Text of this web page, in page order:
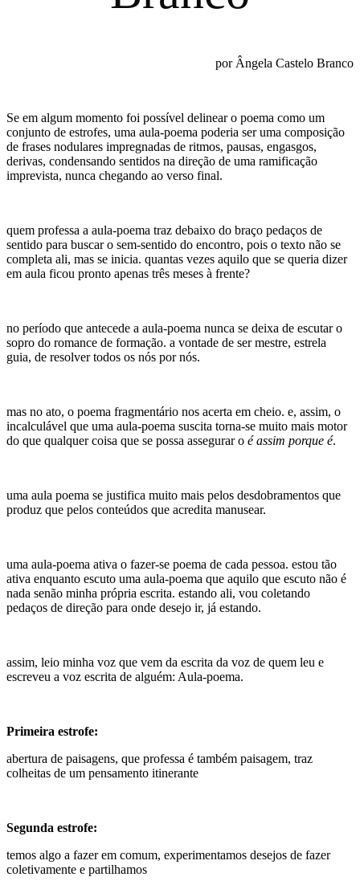
por Ângela Castelo Branco
Se em algum momento foi possível delinear o poema como um
conjunto de estrofes, uma aula-poema poderia ser uma composição
de frases nodulares impregnadas de ritmos, pausas, engasgos,
derivas, condensando sentidos na direção de uma ramificação
imprevista, nunca chegando ao verso final.
quem professa a aula-poema traz debaixo do braço pedaços de
sentido para buscar o sem-sentido do encontro, pois o texto não se
completa ali, mas se inicia. quantas vezes aquilo que se queria dizer
em aula ficou pronto apenas três meses à frente?
no período que antecede a aula-poema nunca se deixa de escutar o
sopro do romance de formação. a vontade de ser mestre, estrela
guia, de resolver todos os nós por nós.
mas no ato, o poema fragmentário nos acerta em cheio. e, assim, o
incalculável que uma aula-poema suscita torna-se muito mais motor
do que qualquer coisa que se possa assegurar o é assim porque é.
uma aula poema se justifica muito mais pelos desdobramentos que
produz que pelos conteúdos que acredita manusear.
uma aula-poema ativa o fazer-se poema de cada pessoa. estou tão
ativa enquanto escuto uma aula-poema que aquilo que escuto não é
nada senão minha própria escrita. estando ali, vou coletando
pedaços de direção para onde desejo ir, já estando.
assim, leio minha voz que vem da escrita da voz de quem leu e
escreveu a voz escrita de alguém: Aula-poema.
Primeira estrofe:
abertura de paisagens, que professa é também paisagem, traz
colheitas de um pensamento itinerante
Segunda estrofe:
temos algo a fazer em comum, experimentamos desejos de fazer
coletivamente e partilhamos